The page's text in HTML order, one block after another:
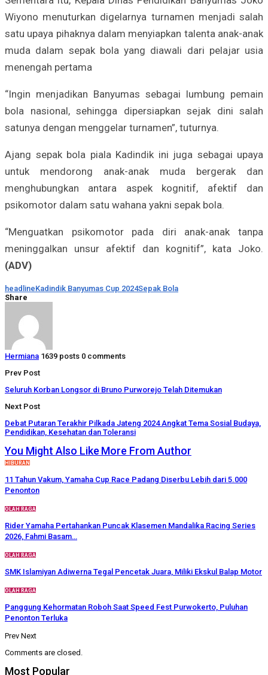
Wiyono menuturkan digelarnya turnamen menjadi salah
satu upaya pihaknya dalam menyiapkan talenta anak-anak
muda dalam sepak bola yang diawali dari pelajar usia
menengah pertama
“Ingin menjadikan Banyumas sebagai lumbung pemain
bola nasional, sehingga dipersiapkan sejak dini salah
satunya dengan menggelar turnamen”, tuturnya.
Ajang sepak bola piala Kadindik ini juga sebagai upaya
untuk mendorong anak-anak muda bergerak dan
menghubungkan antara aspek kognitif, afektif dan
psikomotor dalam satu wahana yakni sepak bola.
“Menguatkan psikomotor pada diri anak-anak tanpa
meninggalkan unsur afektif dan kognitif”, kata Joko.
(ADV)
headlineKadindik Banyumas Cup 2024Sepak Bola
Share
Hermiana 1639 posts 0 comments
Prev Post
Seluruh Korban Longsor di Bruno Purworejo Telah Ditemukan
Next Post
Debat Putaran Terakhir Pilkada Jateng 2024 Angkat Tema Sosial Budaya,
Pendidikan, Kesehatan dan Toleransi
You Might Also Like More From Author
HIBURAN
11 Tahun Vakum, Yamaha Cup Race Padang Diserbu Lebih dari 5.000
Penonton
OLAH RAGA
Rider Yamaha Pertahankan Puncak Klasemen Mandalika Racing Series
2026, Fahmi Basam…
OLAH RAGA
SMK Islamiyan Adiwerna Tegal Pencetak Juara, Miliki Ekskul Balap Motor
OLAH RAGA
Panggung Kehormatan Roboh Saat Speed Fest Purwokerto, Puluhan
Penonton Terluka
Prev Next
Comments are closed.
Most Popular